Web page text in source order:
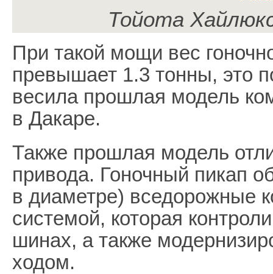
Тойота
При такой мощи вес
превышает 1.3 тонны, это
весила прошлая модель
в Дакаре.
Также прошлая модель
привода. Гоночный пикап
в диаметре) вседорожные
системой, которая
шинах, а также
ходом.